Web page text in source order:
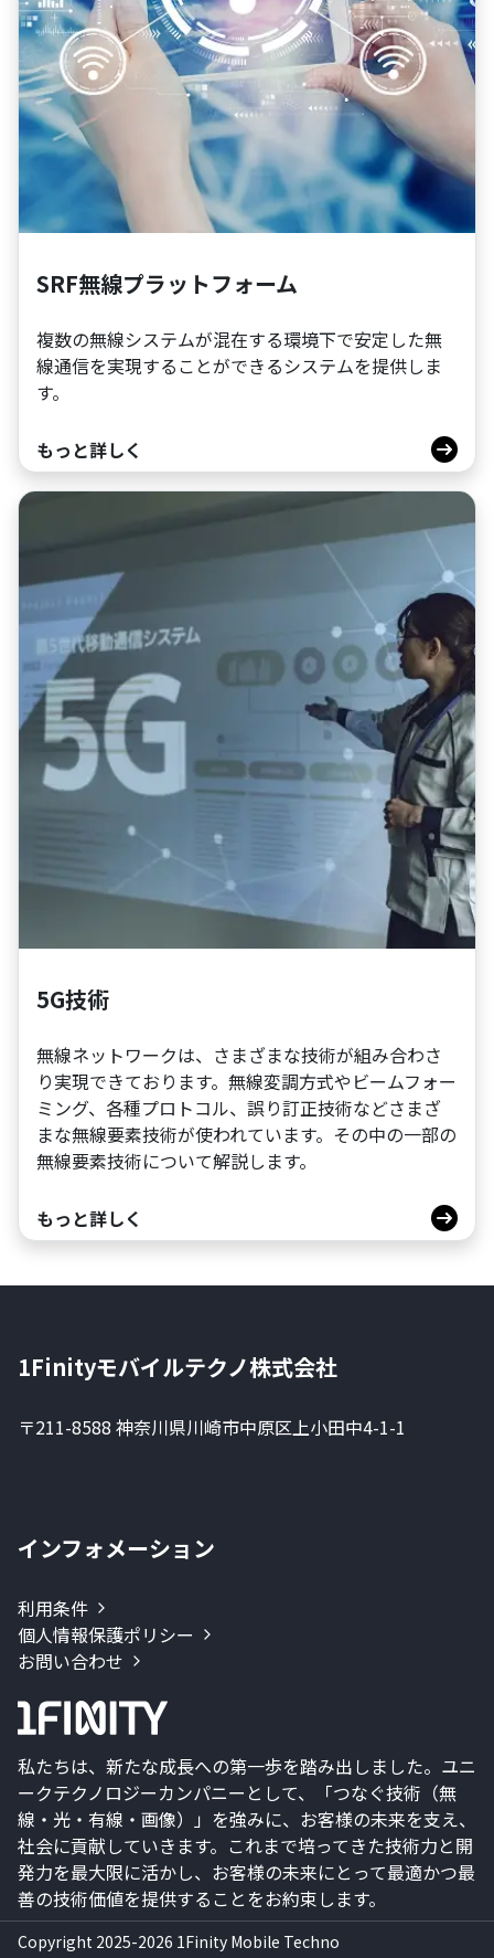
SRF無線プラットフォーム
複数の無線システムが混在する環境下で安定した無
線通信を実現することができるシステムを提供しま
す。
もっと詳しく
5G技術
無線ネットワークは、さまざまな技術が組み合わさ
り実現できております。無線変調方式やビームフォー
ミング、各種プロトコル、誤り訂正技術などさまざ
まな無線要素技術が使われています。その中の一部の
無線要素技術について解説します。
もっと詳しく
1Finityモバイルテクノ株式会社
〒211-8588 神奈川県川崎市中原区上小田中4-1-1
インフォメーション
利用条件
個人情報保護ポリシー
お問い合わせ
私たちは、新たな成長への第一歩を踏み出しました。ユニ
ークテクノロジーカンパニーとして、「つなぐ技術（無
線・光・有線・画像）」を強みに、お客様の未来を支え、
社会に貢献していきます。これまで培ってきた技術力と開
発力を最大限に活かし、お客様の未来にとって最適かつ最
善の技術価値を提供することをお約束します。
Copyright 2025-2026 1Finity Mobile Techno